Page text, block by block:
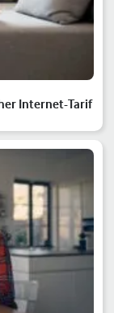
Internet-Tarif